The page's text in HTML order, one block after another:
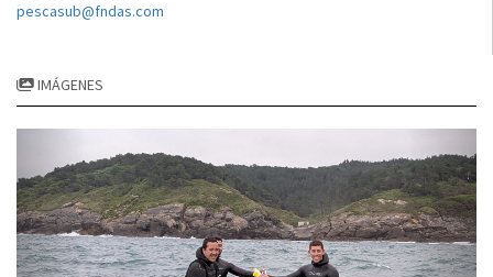
pescasub@fndas.com
IMÁGENES